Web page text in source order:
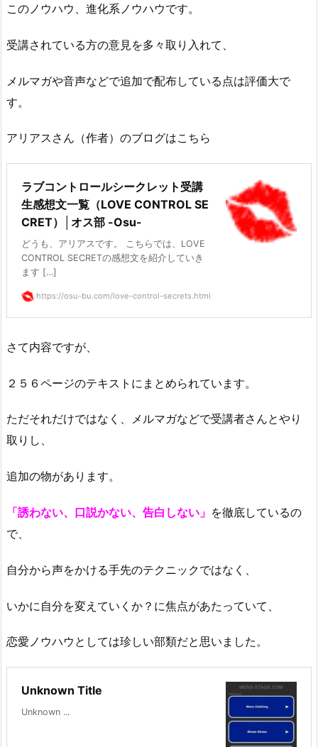
このノウハウ、進化系ノウハウです。
受講されている方の意見を多々取り入れて、
メルマガや音声などで追加で配布している点は評価大で
す。
アリアスさん（作者）のブログはこちら
ラブコントロールシークレット受講
生感想文一覧（LOVE CONTROL SE
CRET）│オス部 -Osu-
どうも、アリアスです。 こちらでは、LOVE
CONTROL SECRETの感想文を紹介していき
ます […]
https://osu-bu.com/love-control-secrets.html
さて内容ですが、
２５６ページのテキストにまとめられています。
ただそれだけではなく、メルマガなどで受講者さんとやり
取りし、
追加の物があります。
「誘わない、口説かない、告白しない」 を徹底しているの
で、
自分から声をかける手先のテクニックではなく、
いかに自分を変えていくか？に焦点があたっていて、
恋愛ノウハウとしては珍しい部類だと思いました。
Unknown Title
Unknown ...